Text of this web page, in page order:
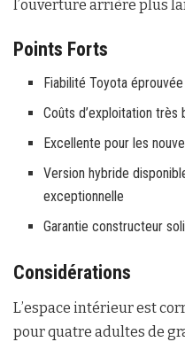
l’ouverture arrière plus
Points Forts
Fiabilité Toyota
Coûts d’exploitation très
Excellente pour les
Version hybride
exceptionnelle
Garantie constructeur
Considérations
L’espace intérieur est
pour quatre adultes de